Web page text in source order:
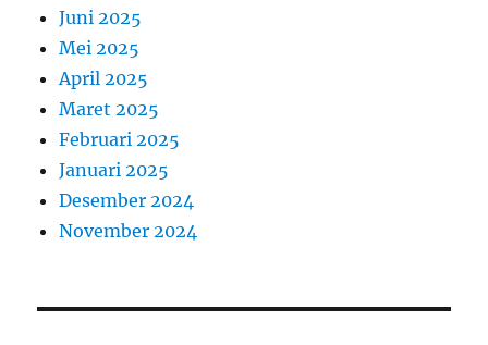
Juni 2025
Mei 2025
April 2025
Maret 2025
Februari 2025
Januari 2025
Desember 2024
November 2024